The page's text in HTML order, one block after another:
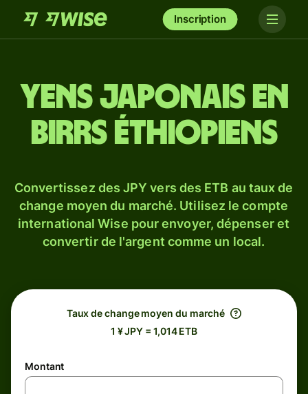
Inscription
Yens japonais en
birrs éthiopiens
Convertissez des JPY vers des ETB au taux de
change moyen du marché. Utilisez le compte
international Wise pour envoyer, dépenser et
convertir de l'argent comme un local.
Taux de change moyen du marché
1 ¥ JPY = 1,014 ETB
Montant